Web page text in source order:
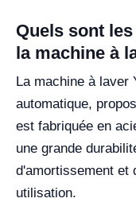
Quels sont
la machine à
La machine à laver
automatique,
est fabriquée en
une grande
d'amortissement et
utilisation.